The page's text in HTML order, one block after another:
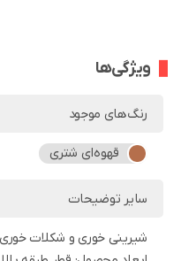
ویژگی‌ها
رنگ‌های موجود
قهوه‌ای شتری
سایر توضیحات
شیرینی خوری و شکلات